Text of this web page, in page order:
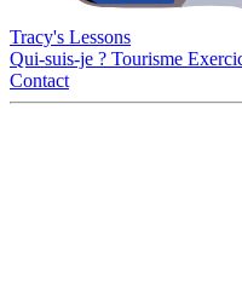
Tracy's Lessons
Qui-suis-je ? Tourisme
Contact